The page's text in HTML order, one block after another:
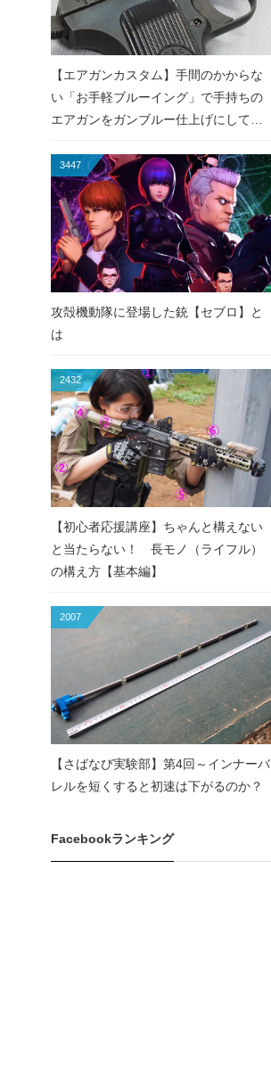
【エアガンカスタム】手間のかからな
い「お手軽ブルーイング」で手持ちの
エアガンをガンブルー仕上げにしてみ
3447
攻殻機動隊に登場した銃【セブロ】と
は
2432
【初心者応援講座】ちゃんと構えない
と当たらない！ 長モノ（ライフル）
の構え方【基本編】
2007
【さばなび実験部】第4回～インナーバ
レルを短くすると初速は下がるのか？
Facebookランキング